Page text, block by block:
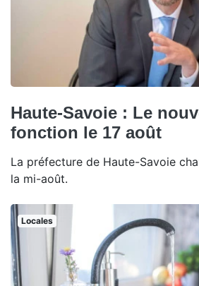
Haute-Savoie : Le
fonction le 17 août
La préfecture de Haute-Savoie
la mi-août.
Locales